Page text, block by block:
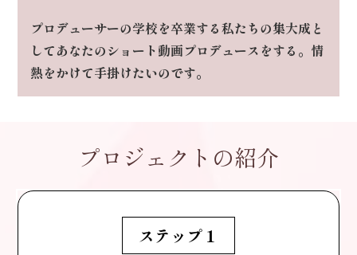
プロデューサーの学校を卒業する私たちの集大成と
してあなたのショート動画プロデュースをする。 情
熱をかけて手掛けたいのです。
プロジェクトの紹介
ステップ１